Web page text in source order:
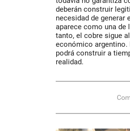
deberán construir
necesidad de generar
aparece como una de
tanto, el cobre sigue
económico argentino.
podrá construir a
realidad.